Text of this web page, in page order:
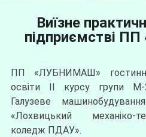
Виїзне
підприємстві
ПП «ЛУБНИМАШ» гостинно
освіти ІІ курсу групи М-
Галузеве
«Лохвицький механіко-
коледж ПДАУ».